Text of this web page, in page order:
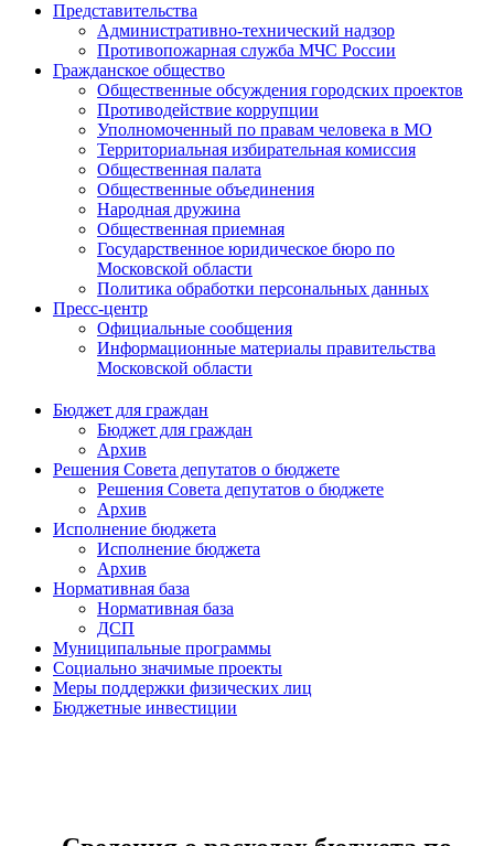
Представительства
Административно-технический надзор
Противопожарная служба МЧС России
Гражданское общество
Общественные обсуждения городских проектов
Противодействие коррупции
Уполномоченный по правам человека в МО
Территориальная избирательная комиссия
Общественная палата
Общественные объединения
Народная дружина
Общественная приемная
Государственное юридическое бюро по
Московской области
Политика обработки персональных данных
Пресс-центр
Официальные сообщения
Информационные материалы правительства
Московской области
Бюджет для граждан
Бюджет для граждан
Архив
Решения Совета депутатов о бюджете
Решения Совета депутатов о бюджете
Архив
Исполнение бюджета
Исполнение бюджета
Архив
Нормативная база
Нормативная база
ДСП
Муниципальные программы
Социально значимые проекты
Меры поддержки физических лиц
Бюджетные инвестиции